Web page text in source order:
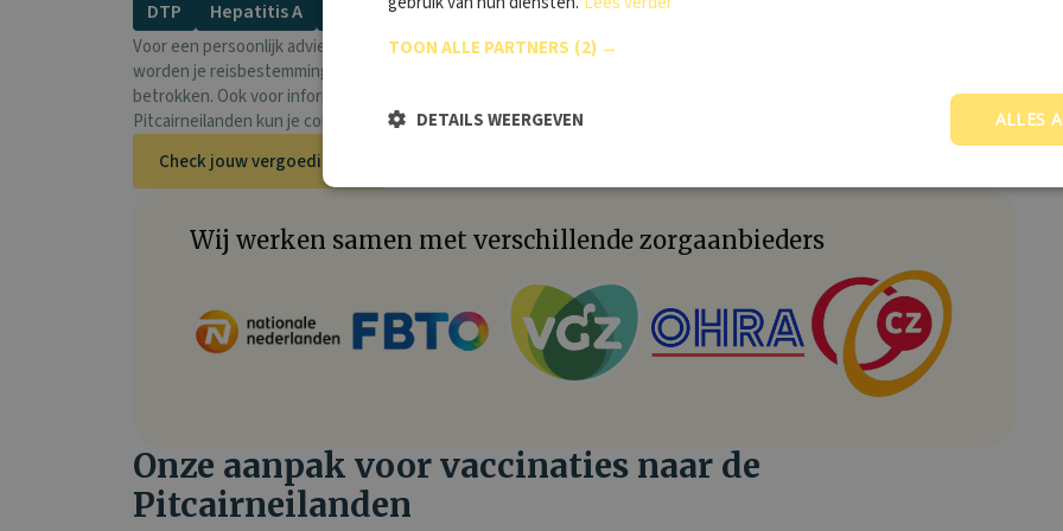
DTP Hepatitis A Gele koorts Chikungunya Buiktyfus
Voor een persoonlijk advies voor vaccinaties Pitcairneilanden kun je een afspraak met ons maken. Bij ieder advies
worden je reisbestemming, de duur en omstandigheden van de reis en jouw persoonlijke gezondheidstoestand
betrokken. Ook voor informatie over eventuele ziektekostenvergoedingen van de reisvaccinaties voor de
Pitcairneilanden kun je contact met ons opnemen.
Check jouw vergoedingen
Wij werken samen met verschillende zorgaanbieders
Onze aanpak voor vaccinaties naar de
Pitcairneilanden
TOON ALLE PARTNERS (2) →
ALLES
DETAILS WEERGEVEN